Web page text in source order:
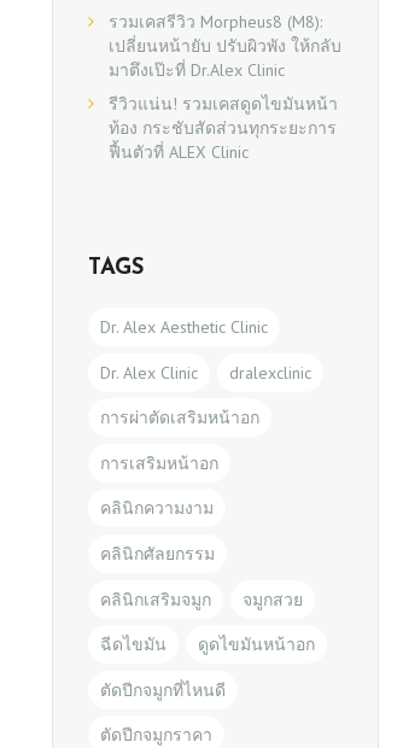
รวมเคสรีวิว Morpheus8 (M8):
เปลี่ยนหน้ายับ ปรับผิวพัง ให้กลับ
มาตึงเป๊ะที่ Dr.Alex Clinic
รีวิวแน่น! รวมเคสดูดไขมันหน้า
ท้อง กระชับสัดส่วนทุกระยะการ
ฟื้นตัวที่ ALEX Clinic
TAGS
Dr. Alex Aesthetic Clinic
Dr. Alex Clinic dralexclinic
การผ่าตัดเสริมหน้าอก
การเสริมหน้าอก
คลินิกความงาม
คลินิกศัลยกรรม
คลินิกเสริมจมูก จมูกสวย
ฉีดไขมัน ดูดไขมันหน้าอก
ตัดปีกจมูกที่ไหนดี
ตัดปีกจมูกราคา